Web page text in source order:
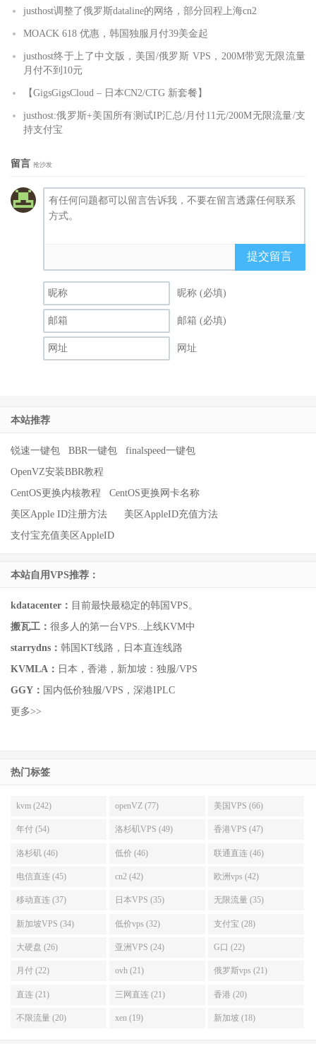
justhost调整了俄罗斯dataline的网络，部分回程上海cn2
MOACK 618 优惠，韩国独服月付39美金起
justhost终于上了中文版，美国/俄罗斯 VPS，200M带宽无限流量
月付不到10元
【GigsGigsCloud – 日本CN2/CTG 新套餐】
justhost:俄罗斯+美国所有测试IP汇总/月付11元/200M无限流量/支
持支付宝
留言 抢沙发
提交留言
昵称 (必填)
邮箱 (必填)
网址
本站推荐
锐速一键包 BBR一键包
finalspeed一键包
OpenVZ安装BBR教程
CentOS更换内核教程
CentOS更换网卡名称
美区Apple ID注册方法
美区AppleID充值方法
支付宝充值美区AppleID
本站自用VPS推荐：
kdatacenter： 目前最快最稳定的韩国VPS。
搬瓦工： 很多人的第一台VPS..上线KVM中
starrydns： 韩国KT线路，日本直连线路
KVMLA： 日本，香港，新加坡：独服/VPS
GGY： 国内低价独服/VPS，深港IPLC
更多>>
热门标签
kvm (242) openVZ (77) 美国VPS (66)
年付 (54) 洛杉矶VPS (49) 香港VPS (47)
洛杉矶 (46) 低价 (46) 联通直连 (46)
电信直连 (45) cn2 (42) 欧洲vps (42)
移动直连 (37) 日本VPS (35) 无限流量 (35)
新加坡VPS (34) 低价vps (32) 支付宝 (28)
大硬盘 (26) 亚洲VPS (24) G口 (22)
月付 (22) ovh (21) 俄罗斯vps (21)
直连 (21) 三网直连 (21) 香港 (20)
不限流量 (20) xen (19) 新加坡 (18)